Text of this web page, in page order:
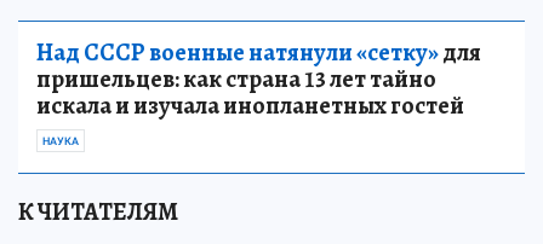
Над СССР военные натянули «сетку»для
пришельцев: как страна 13 лет тайно
искала и изучала инопланетных гостей
НАУКА
К ЧИТАТЕЛЯМ